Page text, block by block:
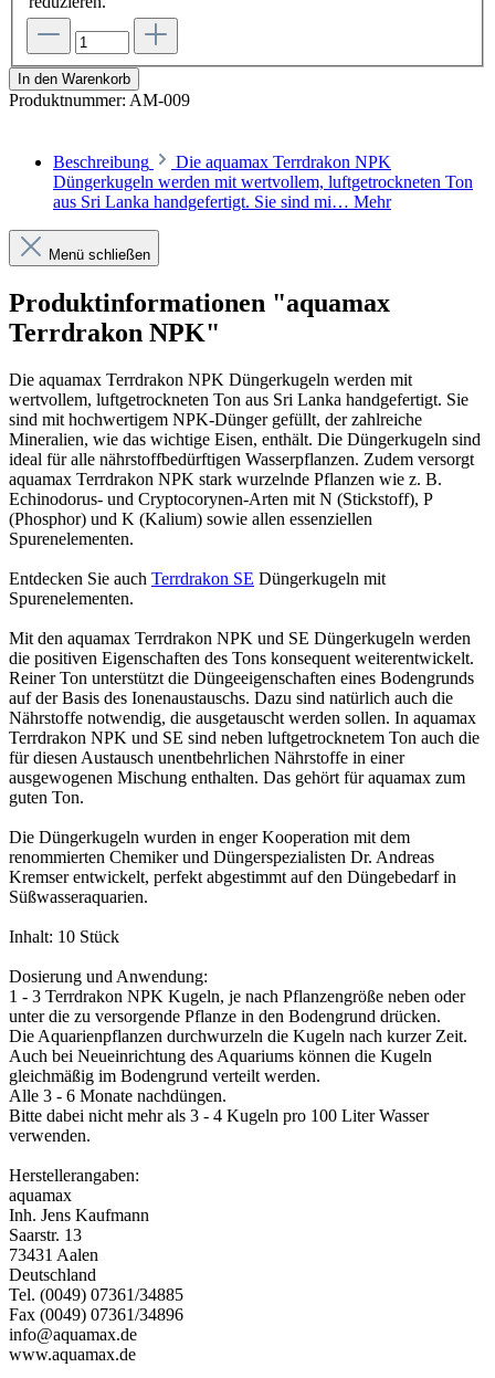
In den Warenkorb
Produktnummer: AM-009
Beschreibung
Die aquamax Terrdrakon NPK
Düngerkugeln werden mit wertvollem, luftgetrockneten Ton
aus Sri Lanka handgefertigt. Sie sind mi… Mehr
Menü schließen
Produktinformationen "aquamax
Terrdrakon NPK"
Die aquamax Terrdrakon NPK Düngerkugeln werden mit
wertvollem, luftgetrockneten Ton aus Sri Lanka handgefertigt. Sie
sind mit hochwertigem NPK-Dünger gefüllt, der zahlreiche
Mineralien, wie das wichtige Eisen, enthält. Die Düngerkugeln sind
ideal für alle nährstoffbedürftigen Wasserpflanzen. Zudem versorgt
aquamax Terrdrakon NPK stark wurzelnde Pflanzen wie z. B.
Echinodorus- und Cryptocorynen-Arten mit N (Stickstoff), P
(Phosphor) und K (Kalium) sowie allen essenziellen
Spurenelementen.
Entdecken Sie auch Terrdrakon SE Düngerkugeln mit
Spurenelementen.
Mit den aquamax Terrdrakon NPK und SE Düngerkugeln werden
die positiven Eigenschaften des Tons konsequent weiterentwickelt.
Reiner Ton unterstützt die Düngeeigenschaften eines Bodengrunds
auf der Basis des Ionenaustauschs. Dazu sind natürlich auch die
Nährstoffe notwendig, die ausgetauscht werden sollen. In aquamax
Terrdrakon NPK und SE sind neben luftgetrocknetem Ton auch die
für diesen Austausch unentbehrlichen Nährstoffe in einer
ausgewogenen Mischung enthalten. Das gehört für aquamax zum
guten Ton.
Die Düngerkugeln wurden in enger Kooperation mit dem
renommierten Chemiker und Düngerspezialisten Dr. Andreas
Kremser entwickelt, perfekt abgestimmt auf den Düngebedarf in
Süßwasseraquarien.
Inhalt: 10 Stück
Dosierung und Anwendung:
1 - 3 Terrdrakon NPK Kugeln, je nach Pflanzengröße neben oder
unter die zu versorgende Pflanze in den Bodengrund drücken.
Die Aquarienpflanzen durchwurzeln die Kugeln nach kurzer Zeit.
Auch bei Neueinrichtung des Aquariums können die Kugeln
gleichmäßig im Bodengrund verteilt werden.
Alle 3 - 6 Monate nachdüngen.
Bitte dabei nicht mehr als 3 - 4 Kugeln pro 100 Liter Wasser
verwenden.
Herstellerangaben:
aquamax
Inh. Jens Kaufmann
Saarstr. 13
73431 Aalen
Deutschland
Tel. (0049) 07361/34885
Fax (0049) 07361/34896
info@aquamax.de
www.aquamax.de